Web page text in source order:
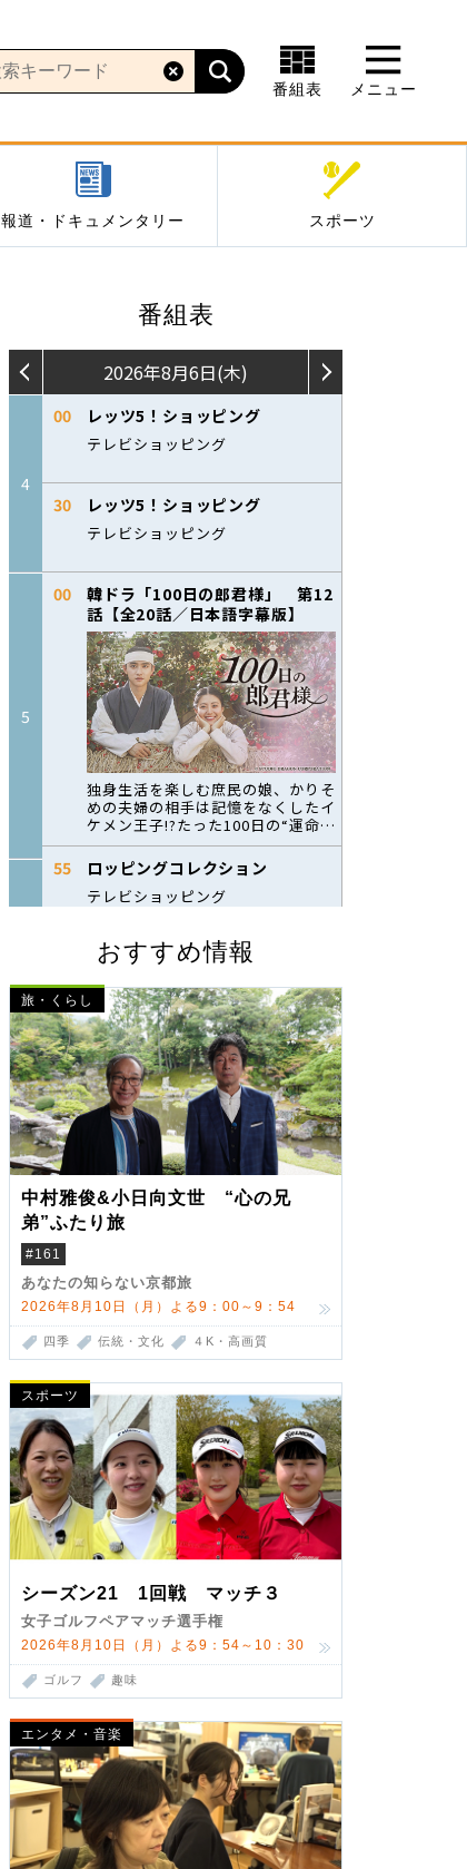
番組表 メニュー
報道・ドキュメンタリー スポーツ
番組表
おすすめ情報
旅・くらし
中村雅俊&小日向文世 “心の兄
弟”ふたり旅
#161
あなたの知らない京都旅
2026年8月10日（月）よる9：00～9：54
四季 伝統・文化 ４K・高画質
スポーツ
シーズン21 1回戦 マッチ３
女子ゴルフペアマッチ選手権
2026年8月10日（月）よる9：54～10：30
ゴルフ 趣味
エンタメ・音楽